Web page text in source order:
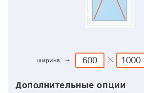
ширина →
Дополнительные опции